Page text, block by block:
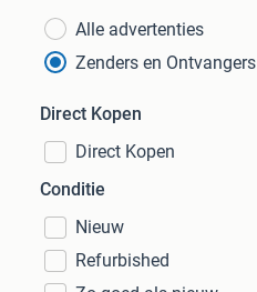
Alle advertenties
Zenders en Ontvangers
Direct Kopen
Direct Kopen
Conditie
Nieuw
Refurbished